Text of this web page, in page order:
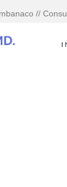
//